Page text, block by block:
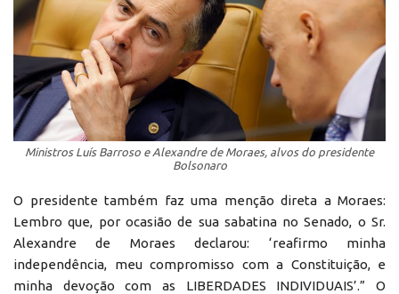
Ministros Luís Barroso e Alexandre de Moraes, alvos do presidente
Bolsonaro
O presidente também faz uma menção direta a Moraes:
Lembro que, por ocasião de sua sabatina no Senado, o Sr.
Alexandre de Moraes declarou: ‘reafirmo minha
independência, meu compromisso com a Constituição, e
minha devoção com as LIBERDADES INDIVIDUAIS’.” O